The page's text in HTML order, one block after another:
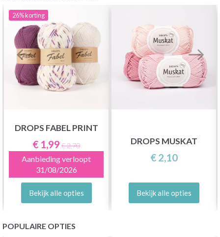
26%korting
DROPS FABEL PRINT
€ 1,99 € 2,70
Aanbieding verloopt
31/08/2026
Bekijk alle opties
DROPS MUSKAT
€ 2,10
Bekijk alle opties
POPULAIRE OPTIES